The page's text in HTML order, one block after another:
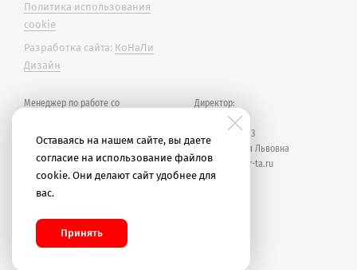
Оставаясь на нашем сайте, вы даете
согласие на использование файлов
cookie. Они делают сайт удобнее для
вас.
Принять
Политика использования
cookie
Разработка сайта: КоНаЛи
Дизайн
Менеджер по работе со
+7 928 636-76-63
Великих Татьяна
Директор:
+7 911 218-96-13
Градова Юлия Львовна
j.gradova@mir-ta.ru